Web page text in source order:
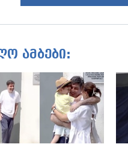
ამბები: